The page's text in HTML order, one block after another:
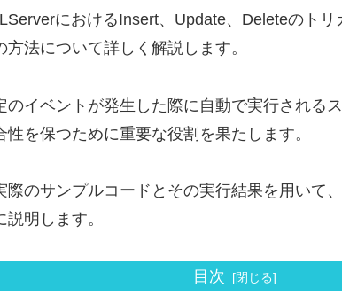
におけるInsert、Update、Deleteのト
法について詳しく解説します。
のイベントが発生した際に自動で実行される
性を保つために重要な役割を果たします。
際のサンプルコードとその実行結果を用いて
明します。
目次